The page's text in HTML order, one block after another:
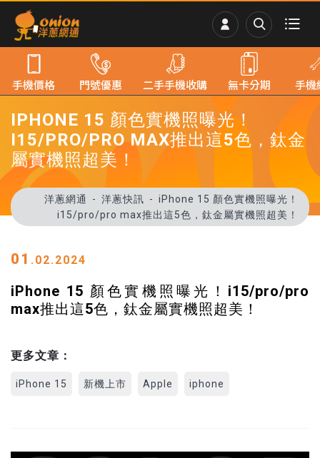
IPHONE 15 顏色實機照曝光！
I15/PRO/PRO MAX推出這5色，鈦金
屬實機照超美！
洋蔥網通 洋蔥快訊
iPhone 15 顏色實機照曝光！
i15/pro/pro max推出這5色，鈦金屬實機照超美！
01 .02.2024
iPhone 15 顏色實機照曝光！i15/pro/pro
max推出這5色，鈦金屬實機照超美！
更多文章：
iPhone 15 新機上市 Apple iphone
手機價格 門號優惠 二手手機收購 無卡分期 手機